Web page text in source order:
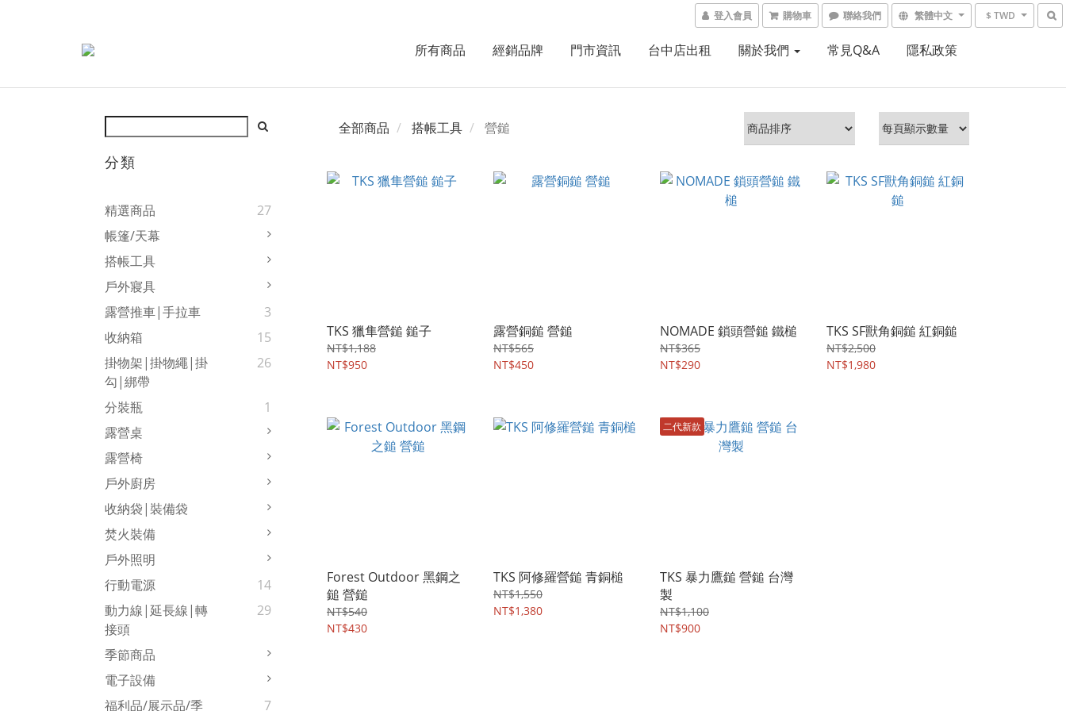
登入會員 購物車 聯絡我們 繁體中文 $ TWD
所有商品 經銷品牌 門市資訊 台中店出租 關於我們 常見Q&A 隱私政策
分類
精選商品
27
帳篷/天幕
搭帳工具
戶外寢具
露營推車|手拉車
3
收納箱
15
掛物架|掛物繩|掛
勾|綁帶
26
分裝瓶
1
露營桌
露營椅
戶外廚房
收納袋|裝備袋
焚火裝備
戶外照明
行動電源
14
動力線|延長線|轉
接頭
29
季節商品
電子設備
福利品/展示品/季
7
全部商品 搭帳工具 營鎚
TKS 獵隼營鎚 鎚子
NT$1,188
NT$950
露營銅鎚 營鎚
NT$565
NT$450
NOMADE 鎖頭營鎚 鐵槌
NT$365
NT$290
TKS SF獸角銅鎚 紅銅鎚
NT$2,500
NT$1,980
Forest Outdoor 黑鋼之
鎚 營鎚
NT$540
NT$430
TKS 阿修羅營鎚 青銅槌
NT$1,550
NT$1,380
二代新款
TKS 暴力鷹鎚 營鎚 台灣
製
NT$1,100
NT$900